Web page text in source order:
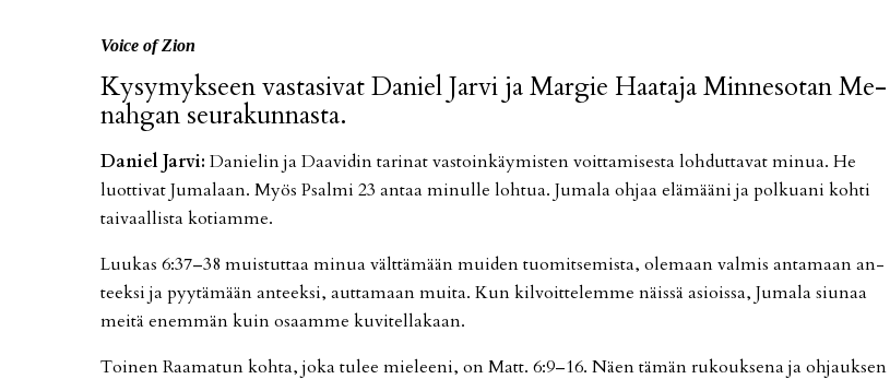
Voi­ce of Zion
Ky­sy­myk­seen vas­ta­si­vat Da­niel Jar­vi ja Mar­gie Haa­ta­ja Min­ne­so­tan Me­
nah­gan seu­ra­kun­nas­ta.
Da­nielJar­vi: Da­nie­lin ja Daa­vi­din ta­ri­nat vas­toin­käy­mis­ten voit­ta­mi­ses­ta loh­dut­ta­vat mi­nua. He
luot­ti­vat Ju­ma­laan. Myös Psal­mi 23 an­taa mi­nul­le loh­tua. Ju­ma­la oh­jaa elä­mää­ni ja pol­ku­a­ni koh­ti
tai­vaal­lis­ta ko­ti­am­me.
Luu­kas 6:37–38 muis­tut­taa mi­nua vält­tä­mään mui­den tuo­mit­se­mis­ta, ole­maan val­mis an­ta­maan an­
teek­si ja pyy­tä­mään an­teek­si, aut­ta­maan mui­ta. Kun kil­voit­te­lem­me näis­sä asi­ois­sa, Ju­ma­la siu­naa
mei­tä enem­män kuin osaam­me ku­vi­tel­la­kaan.
Toi­nen Raa­ma­tun koh­ta, joka tu­lee mie­lee­ni, on Matt. 6:9–16. Näen tä­män ru­kouk­se­na ja oh­jauk­sen